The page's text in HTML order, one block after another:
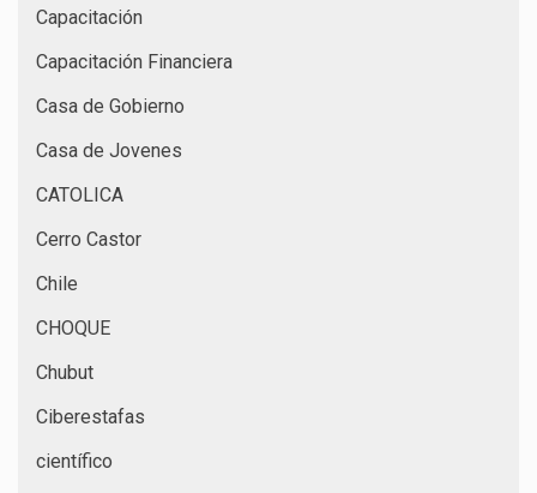
Capacitación
Capacitación Financiera
Casa de Gobierno
Casa de Jovenes
CATOLICA
Cerro Castor
Chile
CHOQUE
Chubut
Ciberestafas
científico